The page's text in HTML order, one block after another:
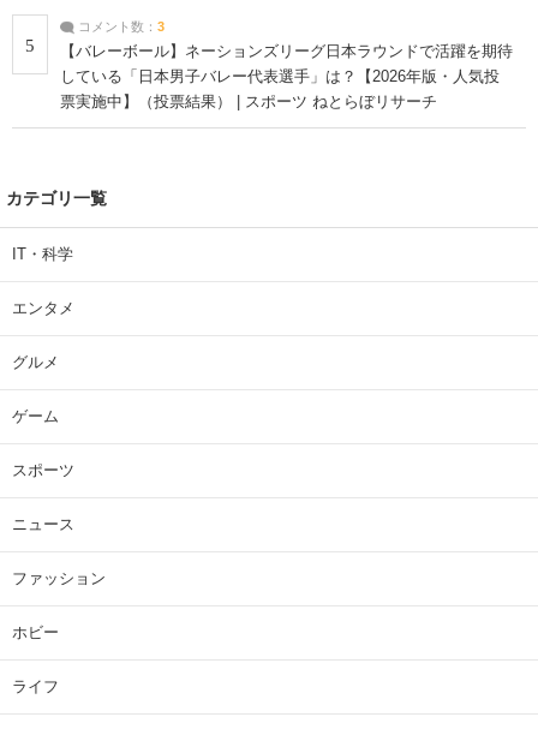
5
コメント数： 3
【バレーボール】ネーションズリーグ日本ラウンドで活躍を期待
している「日本男子バレー代表選手」は？【2026年版・人気投
票実施中】（投票結果） | スポーツ ねとらぼリサーチ
カテゴリ一覧
IT・科学
エンタメ
グルメ
ゲーム
スポーツ
ニュース
ファッション
ホビー
ライフ